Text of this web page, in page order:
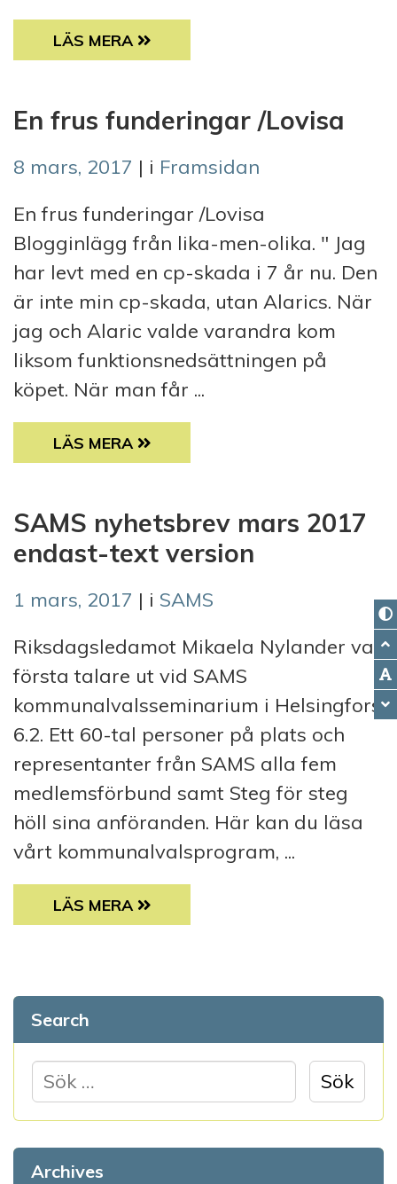
EN TILLGÄNGLIG KOMMUN FÖR ALLA
LÄS MERA
En frus funderingar /Lovisa
8 mars, 2017 | i Framsidan
En frus funderingar /Lovisa
Blogginlägg från lika-men-olika. " Jag
har levt med en cp-skada i 7 år nu. Den
är inte min cp-skada, utan Alarics. När
jag och Alaric valde varandra kom
liksom funktionsnedsättningen på
köpet. När man får ...
EN FRUS FUNDERINGAR /LOVISA
LÄS MERA
SAMS nyhetsbrev mars 2017
endast-text version
1 mars, 2017 | i SAMS
Riksdagsledamot Mikaela Nylander var
första talare ut vid SAMS
kommunalvalsseminarium i Helsingfors
6.2. Ett 60-tal personer på plats och
representanter från SAMS alla fem
medlemsförbund samt Steg för steg
höll sina anföranden. Här kan du läsa
vårt kommunalvalsprogram, ...
SAMS NYHETSBREV MARS 2017 ENDAST-
LÄS MERA
Search
ö
e
Archives